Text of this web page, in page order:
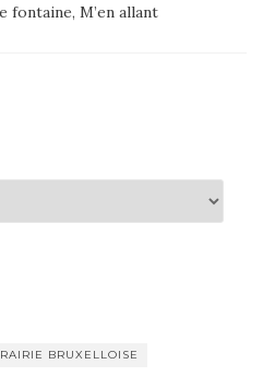
fontaine, M’en allant
BRUXELLOISE